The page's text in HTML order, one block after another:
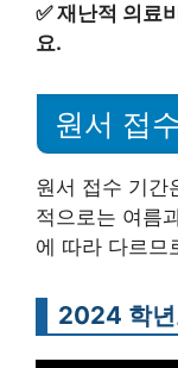
✅재난적 의료
요.
원서 접
원서 접수 기간
적으로는 여름
에 따라 다르므
2024 학년